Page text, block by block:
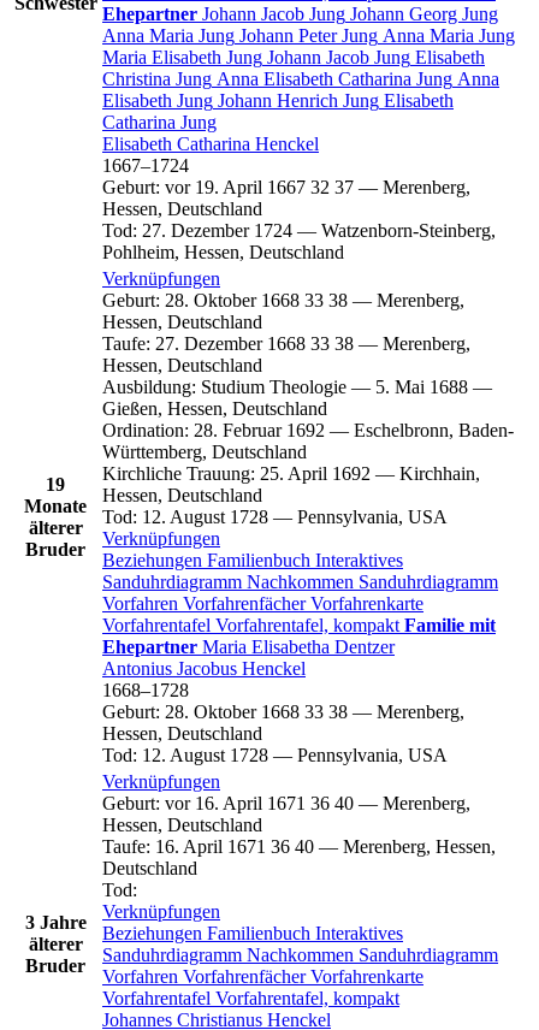
Ehepartner Johann Jacob Jung Johann Georg Jung
Anna Maria Jung Johann PeterJung Anna Maria Jung
Maria Elisabeth Jung Johann Jacob Jung Elisabeth
Christina Jung Anna Elisabeth Catharina Jung Anna
Elisabeth Jung Johann Henrich Jung Elisabeth
Catharina Jung
Elisabeth Catharina Henckel
1667–1724
Geburt: vor 19. April 1667 32 37 — Merenberg,
Hessen, Deutschland
Tod: 27. Dezember 1724 — Watzenborn-Steinberg,
Pohlheim, Hessen, Deutschland
19
Monate
älterer
Bruder
Verknüpfungen
Geburt: 28. Oktober 1668 33 38 — Merenberg,
Hessen, Deutschland
Taufe: 27. Dezember 1668 33 38 — Merenberg,
Hessen, Deutschland
Ausbildung: Studium Theologie — 5. Mai 1688 —
Gießen, Hessen, Deutschland
Ordination: 28. Februar 1692 — Eschelbronn, Baden-
Württemberg, Deutschland
Kirchliche Trauung: 25. April 1692 — Kirchhain,
Hessen, Deutschland
Tod: 12. August 1728 — Pennsylvania, USA
Verknüpfungen
Beziehungen Familienbuch Interaktives
Sanduhrdiagramm Nachkommen Sanduhrdiagramm
Vorfahren VorfahrenfächerVorfahrenkarte
Vorfahrentafel Vorfahrentafel, kompakt Familie mit
Ehepartner Maria Elisabetha Dentzer
Antonius Jacobus Henckel
1668–1728
Geburt: 28. Oktober 1668 33 38 — Merenberg,
Hessen, Deutschland
Tod: 12. August 1728 — Pennsylvania, USA
3 Jahre
älterer
Bruder
Verknüpfungen
Geburt: vor 16. April 1671 36 40 — Merenberg,
Hessen, Deutschland
Taufe: 16. April 1671 36 40 — Merenberg, Hessen,
Deutschland
Tod:
Verknüpfungen
Beziehungen Familienbuch Interaktives
Sanduhrdiagramm Nachkommen Sanduhrdiagramm
Vorfahren VorfahrenfächerVorfahrenkarte
Vorfahrentafel Vorfahrentafel, kompakt
Johannes Christianus Henckel